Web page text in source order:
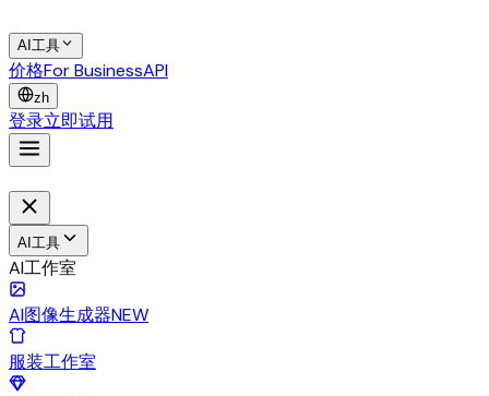
AI工具
价格For BusinessAPI
zh
登录立即试用
AI工具
AI工作室
AI图像生成器NEW
服装工作室